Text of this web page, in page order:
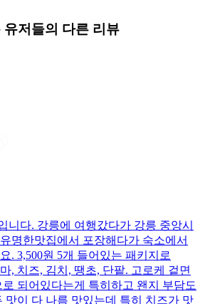
유저들의 다른 리뷰
니다. 강릉에 여행갔다가 강릉 중앙시
명한맛집에서 포장해다가 숙소에서
. 3,500원 5개 들어있는 패키지로
, 치즈, 김치, 땡초, 단팥. 고로케 겉면
되어있다는게 특히하고 왠지 부담도
맛이 다 나름 맛있는데 특히 치즈가 맛